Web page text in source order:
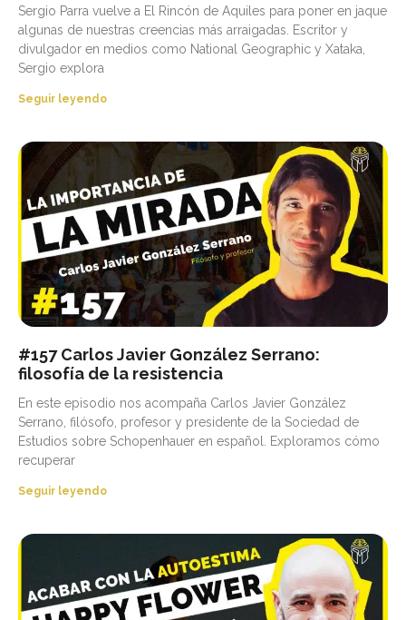
Sergio Parra vuelve a El Rincón de Aquiles para poner en jaque
algunas de nuestras creencias más arraigadas. Escritor y
divulgador en medios como National Geographic y Xataka,
Sergio explora
Seguir leyendo
#157 Carlos Javier González Serrano:
filosofía de la resistencia
En este episodio nos acompaña Carlos Javier González
Serrano, filósofo, profesor y presidente de la Sociedad de
Estudios sobre Schopenhauer en español. Exploramos cómo
recuperar
Seguir leyendo